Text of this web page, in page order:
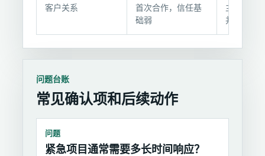
户
馈
客户关系
首次合作，信任基
础弱
主动提出
并推荐
问题台账
常见确认项和后续动作
问题
紧急项目通常需要多长时间响应？